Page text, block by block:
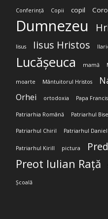
Conferință Copii copil
Dumnezeu
Iisus Iisus Hristos
Lucășeuca mamă
moarte Mântuitorul Hristos
Orhei ortodoxia Papa
Patriarhia Română Patriarhul
Patriarhul Chiril Patriarhul Daniel
Patriarhul Kirill pictura
Preot Iulian Rață
Școală